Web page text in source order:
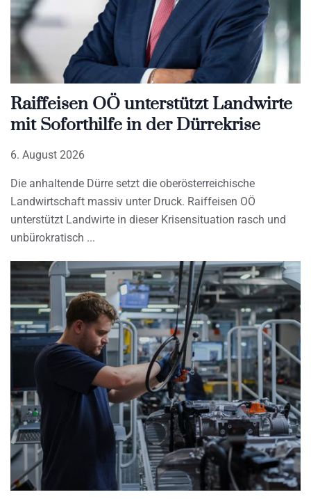
Raiffeisen OÖ unterstützt Landwirte
mit Soforthilfe in der Dürrekrise
6. August 2026
Die anhaltende Dürre setzt die oberösterreichische
Landwirtschaft massiv unter Druck. Raiffeisen OÖ
unterstützt Landwirte in dieser Krisensituation rasch und
unbürokratisch